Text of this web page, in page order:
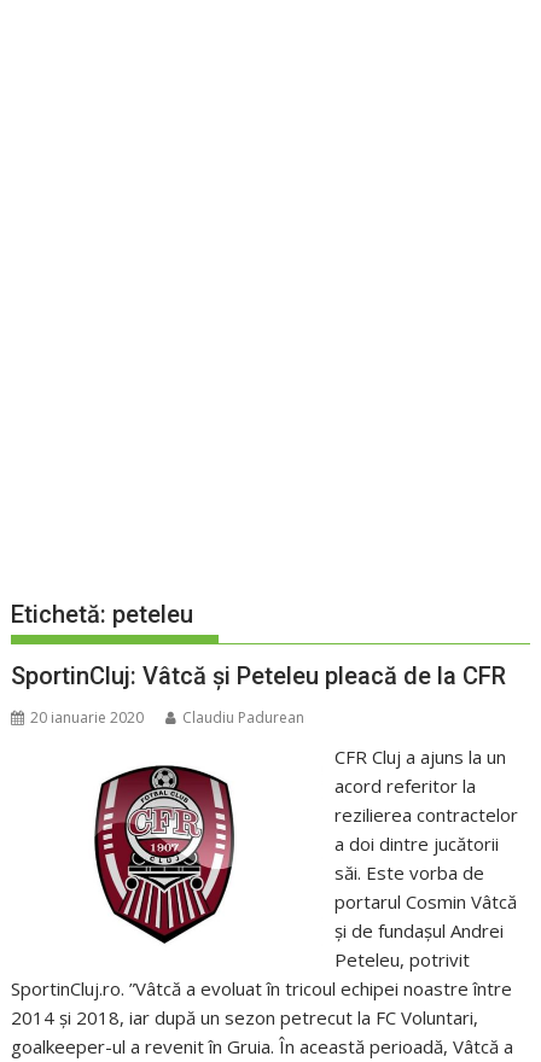
Etichetă: peteleu
SportinCluj: Vâtcă și Peteleu pleacă de la CFR
20 ianuarie 2020 Claudiu Padurean
CFR Cluj a ajuns la un
acord referitor la
rezilierea contractelor
a doi dintre jucătorii
săi. Este vorba de
portarul Cosmin Vâtcă
și de fundașul Andrei
Peteleu, potrivit
SportinCluj.ro. ”Vâtcă a evoluat în tricoul echipei noastre între
2014 și 2018, iar după un sezon petrecut la FC Voluntari,
goalkeeper-ul a revenit în Gruia. În această perioadă, Vâtcă a